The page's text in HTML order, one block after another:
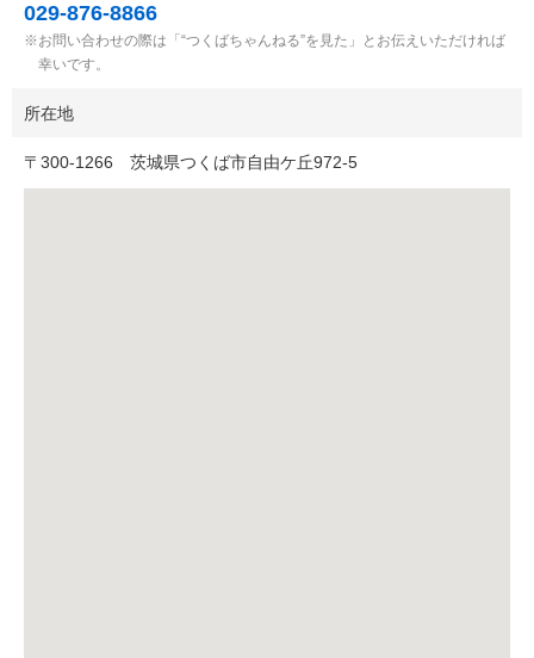
029-876-8866
お問い合わせの際は「“つくばちゃんねる”を見た」とお伝えいただければ
幸いです。
所在地
〒 300-1266 茨城県つくば市自由ケ丘972-5